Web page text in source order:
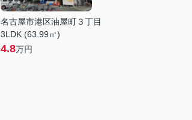
名古屋市港区油屋町３丁目
3LDK (63.99㎡)
4.8万円